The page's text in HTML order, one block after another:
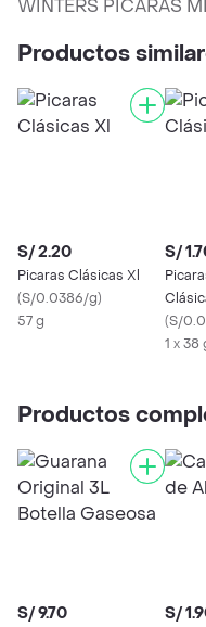
WINTERS PICARAS
Productos
S/ 2.20
Picaras Clásicas Xl
(S/0.0386/g)
57 g
S/
(S/
1 x 38
Productos
S/ 9.70 S/